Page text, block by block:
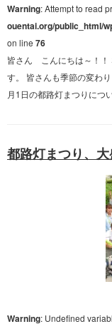
Warning: Attempt to read
ouentai.org/public_html/
on line 76
皆さん こんにちは～！！
す。 皆さんも季節の変わ
月1日の都路灯まつりにつ
都路灯まつり、
Warning: Undefined